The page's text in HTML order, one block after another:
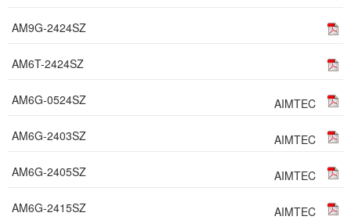
AM9G-2424SZ
AM6T-2424SZ
AM6G-0524SZ AIMTEC
AM6G-2403SZ AIMTEC
AM6G-2405SZ AIMTEC
AM6G-2415SZ AIMTEC